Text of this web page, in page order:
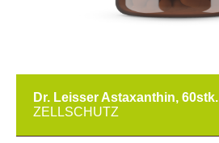
Dr. Leisser Astaxanthin, 60stk.
ZELLSCHUTZ